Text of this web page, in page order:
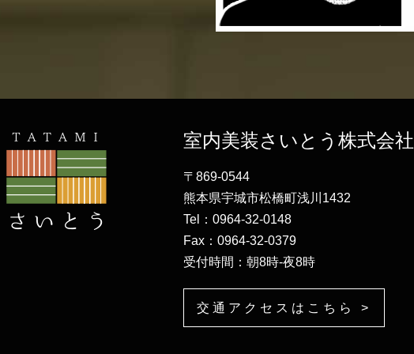
室内美装さいとう株式会社
〒869-0544
熊本県宇城市松橋町浅川1432
Tel：0964-32-0148
Fax：0964-32-0379
受付時間：朝8時-夜8時
交通アクセスはこちら >